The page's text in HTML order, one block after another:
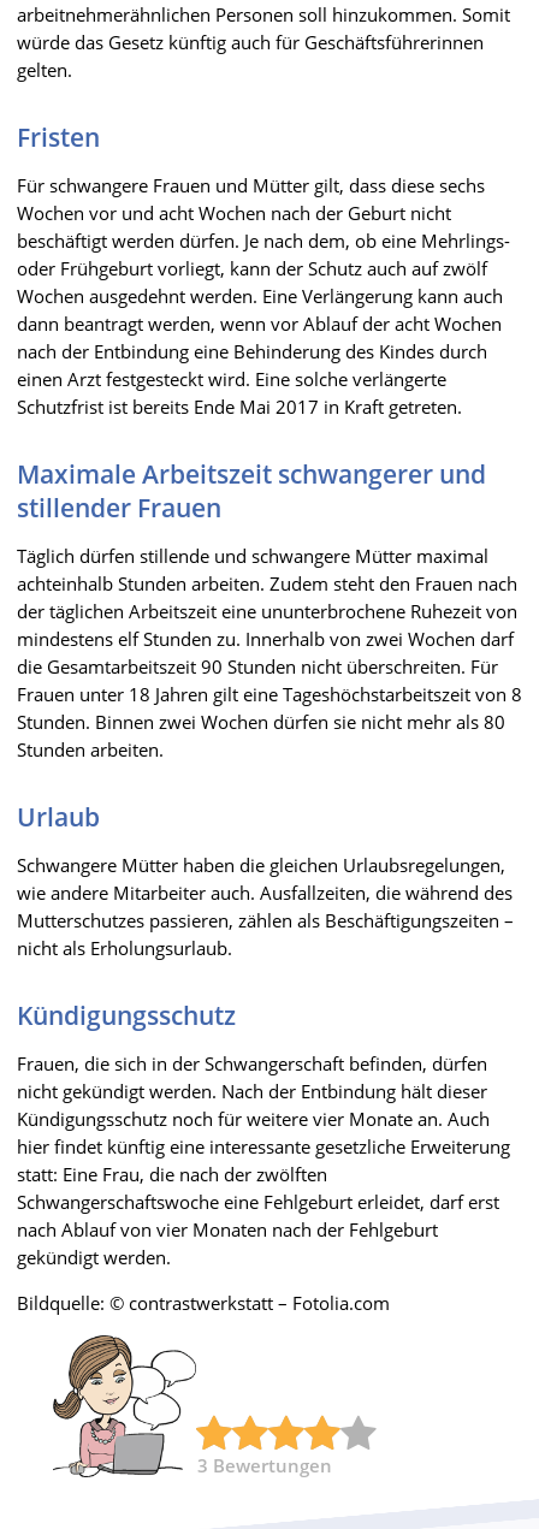
arbeitnehmerähnlichen Personen soll hinzukommen. Somit
würde das Gesetz künftig auch für Geschäftsführerinnen
gelten.
Fristen
Für schwangere Frauen und Mütter gilt, dass diese sechs
Wochen vor und acht Wochen nach der Geburt nicht
beschäftigt werden dürfen. Je nach dem, ob eine Mehrlings-
oder Frühgeburt vorliegt, kann der Schutz auch auf zwölf
Wochen ausgedehnt werden. Eine Verlängerung kann auch
dann beantragt werden, wenn vor Ablauf der acht Wochen
nach der Entbindung eine Behinderung des Kindes durch
einen Arzt festgesteckt wird. Eine solche verlängerte
Schutzfrist ist bereits Ende Mai 2017 in Kraft getreten.
Maximale Arbeitszeit schwangerer und
stillender Frauen
Täglich dürfen stillende und schwangere Mütter maximal
achteinhalb Stunden arbeiten. Zudem steht den Frauen nach
der täglichen Arbeitszeit eine ununterbrochene Ruhezeit von
mindestens elf Stunden zu. Innerhalb von zwei Wochen darf
die Gesamtarbeitszeit 90 Stunden nicht überschreiten. Für
Frauen unter 18 Jahren gilt eine Tageshöchstarbeitszeit von 8
Stunden. Binnen zwei Wochen dürfen sie nicht mehr als 80
Stunden arbeiten.
Urlaub
Schwangere Mütter haben die gleichen Urlaubsregelungen,
wie andere Mitarbeiter auch. Ausfallzeiten, die während des
Mutterschutzes passieren, zählen als Beschäftigungszeiten –
nicht als Erholungsurlaub.
Kündigungsschutz
Frauen, die sich in der Schwangerschaft befinden, dürfen
nicht gekündigt werden. Nach der Entbindung hält dieser
Kündigungsschutz noch für weitere vier Monate an. Auch
hier findet künftig eine interessante gesetzliche Erweiterung
statt: Eine Frau, die nach der zwölften
Schwangerschaftswoche eine Fehlgeburt erleidet, darf erst
nach Ablauf von vier Monaten nach der Fehlgeburt
gekündigt werden.
Bildquelle: © contrastwerkstatt – Fotolia.com
3 Bewertungen